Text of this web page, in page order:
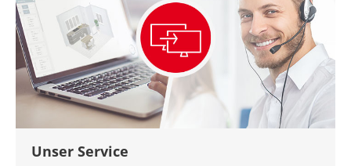
Unser Service